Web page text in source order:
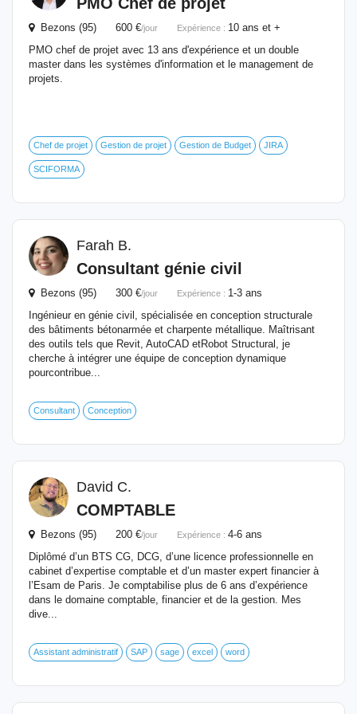
Bezons (95) 600 €/jour Expérience : 10 ans et +
PMO chef de projet avec 13 ans d'expérience et un double
master dans les systèmes d'information et le management de
projets.
Chef de projet Gestion de projet Gestion de Budget JIRA
SCIFORMA
Farah B.
Consultant génie civil
Bezons (95) 300 €/jour Expérience : 1-3 ans
Ingénieur en génie civil, spécialisée en conception structurale
des bâtiments bétonarmée et charpente métallique. Maîtrisant
des outils tels que Revit, AutoCAD etRobot Structural, je
cherche à intégrer une équipe de conception dynamique
pourcontribue...
Consultant Conception
David C.
COMPTABLE
Bezons (95) 200 €/jour Expérience : 4-6 ans
Diplômé d’un BTS CG, DCG, d’une licence professionnelle en
cabinet d’expertise comptable et d’un master expert financier à
l’Esam de Paris. Je comptabilise plus de 6 ans d’expérience
dans le domaine comptable, financier et de la gestion. Mes
dive...
Assistant administratif SAP sage excel word